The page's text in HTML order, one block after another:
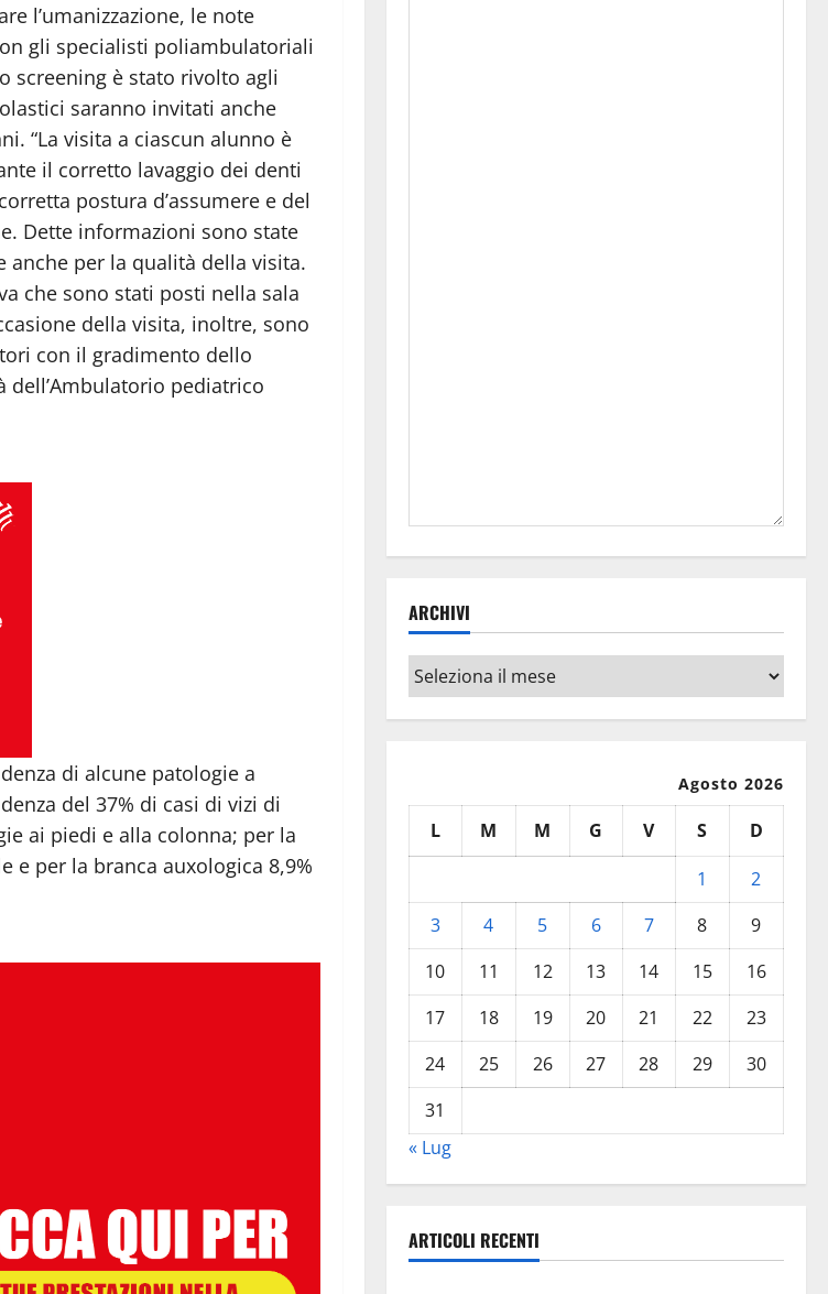
l’umanizzazione, le note
gli specialisti poliambulatoriali
screening è stato rivolto agli
saranno invitati anche
“La visita a ciascun alunno è
il corretto lavaggio dei denti
postura d’assumere e del
Dette informazioni sono state
anche per la qualità della visita.
che sono stati posti nella sala
della visita, inoltre, sono
con il gradimento dello
dell’Ambulatorio pediatrico
di alcune patologie a
del 37% di casi di vizi di
ai piedi e alla colonna; per la
e per la branca auxologica 8,9%
ARCHIVI
Archivi
Agosto 2026
L M M G V S
D
1
2
3
4 5 6 7 8
9
10
11 12 13 14 15
16
17
18 19 20 21 22
23
24
25 26 27 28 29
30
31
« Lug
ARTICOLI RECENTI